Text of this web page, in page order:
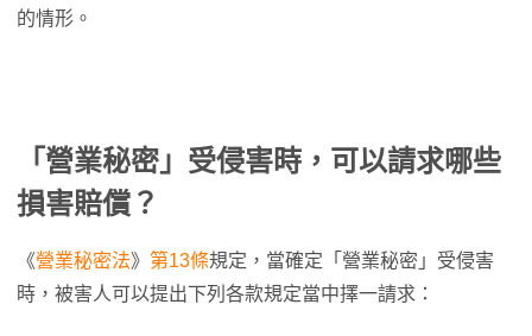
的情形。
「營業秘密」受侵害時，可以請求哪些
損害賠償？
《營業秘密法》 第13條規定，當確定「營業秘密」受侵害
時，被害人可以提出下列各款規定當中擇一請求：